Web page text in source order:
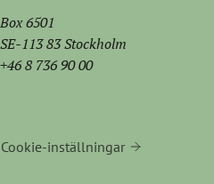
Box 6501
SE-113 83 Stockholm
+46 8 736 90 00
Cookie-inställningar